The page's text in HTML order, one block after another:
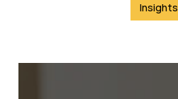
Insights